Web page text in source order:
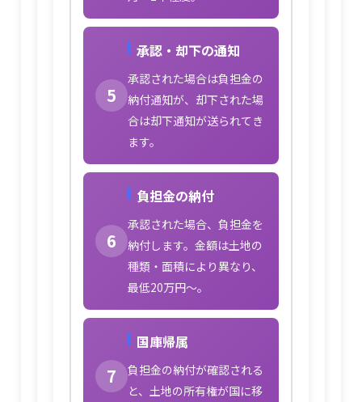
5
承認・却下の通知
承認された場合は負担金の
納付通知が、却下された場
合は却下通知が送られてき
ます。
6
負担金の納付
承認された場合、負担金を
納付します。金額は土地の
種類・面積により異なり、
最低20万円〜。
7
国庫帰属
負担金の納付が確認される
と、土地の所有権が国に移